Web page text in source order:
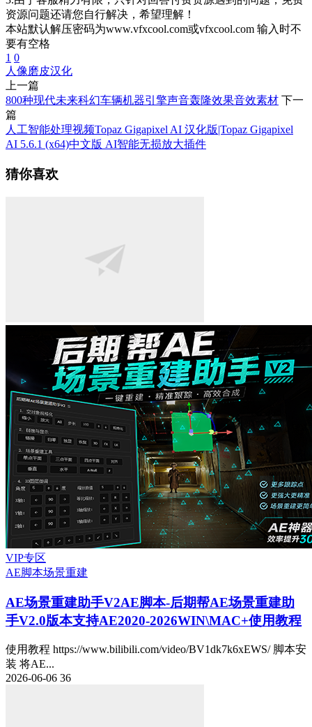
资源问题还请您自行解决，希望理解！
本站默认解压密码为www.vfxcool.com或vfxcool.com 输入时不
要有空格
1 0
人像磨皮汉化
上一篇
800种现代未来科幻车辆机器引擎声音轰隆效果音效素材 下一
篇
人工智能处理视频Topaz Gigapixel AI 汉化版|Topaz Gigapixel
AI 5.6.1 (x64)中文版 AI智能无损放大插件
猜你喜欢
VIP专区
AE脚本场景重建
AE场景重建助手V2AE脚本-后期帮AE场景重建助
手V2.0版本支持AE2020-2026WIN\MAC+使用教程
使用教程 https://www.bilibili.com/video/BV1dk7k6xEWS/ 脚本安
装 将AE...
2026-06-06 36